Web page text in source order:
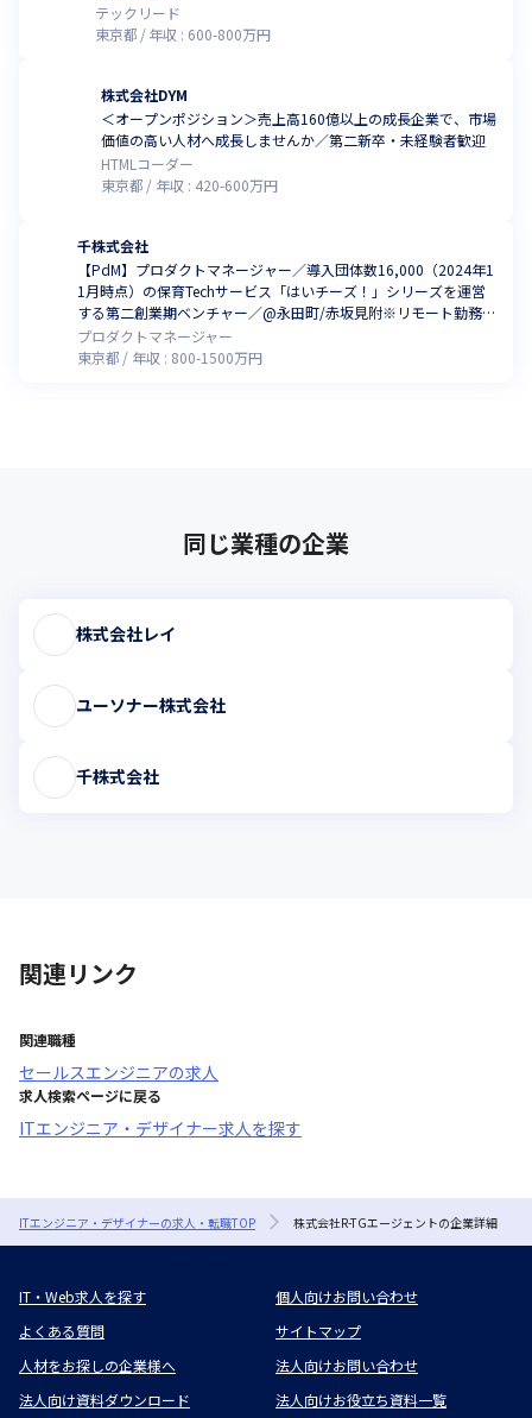
テックリード
東京都
年収 : 600-800万円
株式会社DYM
＜オープンポジション＞売上高160億以上の成長企業で、市場
価値の高い人材へ成長しませんか／第二新卒・未経験者歓迎
HTMLコーダー
東京都
年収 : 420-600万円
千株式会社
【PdM】プロダクトマネージャー／導入団体数16,000（2024年1
1月時点）の保育Techサービス「はいチーズ！」シリーズを運営
する第二創業期ベンチャー／@永田町/赤坂見附※リモート勤務メ
イン
プロダクトマネージャー
東京都
年収 : 800-1500万円
同じ業種の企業
株式会社レイ
ユーソナー株式会社
千株式会社
関連リンク
関連職種
セールスエンジニアの求人
求人検索ページに戻る
ITエンジニア・デザイナー求人を探す
ITエンジニア・デザイナーの求人・転職TOP 株式会社R-TGエージェントの企業詳細
IT・Web求人を探す
個人向けお問い合わせ
よくある質問
サイトマップ
人材をお探しの企業様へ
法人向けお問い合わせ
法人向け資料ダウンロード
法人向けお役立ち資料一覧